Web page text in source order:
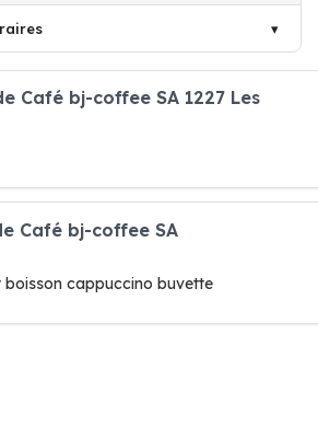
Café bj-coffee SA 1227 Les
Café bj-coffee SA
cappuccino buvette